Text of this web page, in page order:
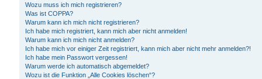
Wozu muss ich mich registrieren?
Was ist COPPA?
Warum kann ich mich nicht registrieren?
Ich habe mich registriert, kann mich aber nicht anmelden!
Warum kann ich mich nicht anmelden?
Ich habe mich vor einiger Zeit registriert, kann mich aber nicht mehr anmelden?!
Ich habe mein Passwort vergessen!
Warum werde ich automatisch abgemeldet?
Wozu ist die Funktion „Alle Cookies löschen“?